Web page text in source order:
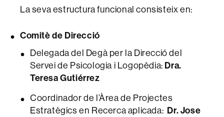
La seva estructura funcional consisteix en:
Comitè de Direcció
Delegada del Degà per la Direcció del
Servei de Psicologia i Logopèdia: Dra.
Teresa Gutiérrez
Coordinador de l’Àrea de Projectes
Estratègics en Recerca aplicada: Dr. Jose